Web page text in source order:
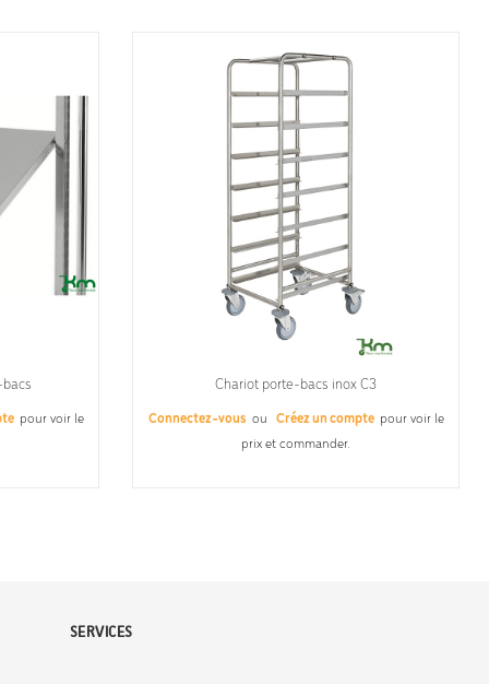
pour voir le
Chariot porte-bacs inox C3
Connectez-vous ou Créez un compte pour voir le
prix et commander.
SERVICES